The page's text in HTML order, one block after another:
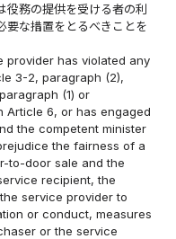
役務の提供を受ける者の利
要な措置をとるべきことを
provider has violated any
3-2, paragraph (2),
(1) or
Article 6, or has engaged
the competent minister
the fairness of a
to-door sale and the
recipient, the
service provider to
or conduct, measures
or the service